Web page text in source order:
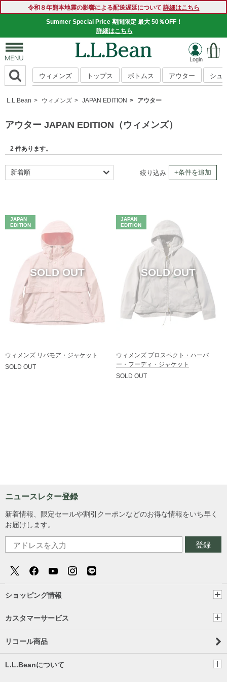
令和８年熊本地震の影響による配送遅延について 詳細はこちら
Summer Special Price 期間限定 最大 50％OFF！
詳細はこちら
ウィメンズ トップス ボトムス アウター シュ
L.L.Bean ウィメンズ JAPAN EDITION アウター
アウター JAPAN EDITION（ウィメンズ）
2 件あります。
新着順
価格の安い順
価格の高い順
レビュー評価順
売れてる順
在庫順
絞り込み +条件を追加
JAPAN
EDITION
ウィメンズ リバモア・ジャケット
SOLD OUT
JAPAN
EDITION
ウィメンズ プロスペクト・ハーバ
ー・フーディ・ジャケット
SOLD OUT
ニュースレター登録
新着情報、限定セールや割引クーポンなどのお得な情報をいち早く
お届けします。
登録
ショッピング情報
カスタマーサービス
リコール商品
L.L.Beanについて